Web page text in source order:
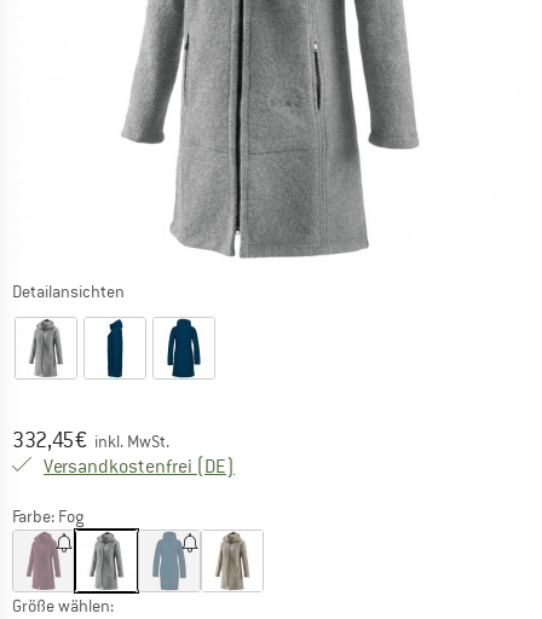
Detailansichten
Preis:
332,45€ inkl. MwSt.
Versandkostenfrei (DE)
Farbe: Fog
Größe wählen: